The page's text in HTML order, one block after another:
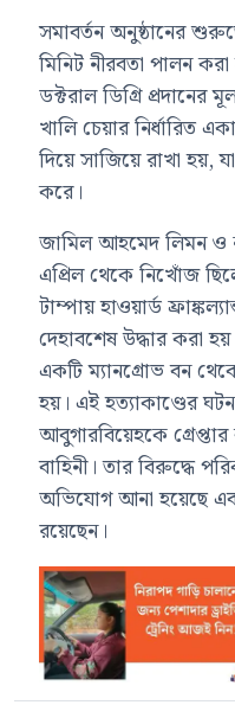
সমাবর্তন অনুষ্ঠানের
মিনিট নীরবতা পালন
ডক্টরাল ডিগ্রি প্রদানের
খালি চেয়ার নির্ধারিত
দিয়ে সাজিয়ে রাখা হয়,
করে।
জামিল আহমেদ লিমন ও
এপ্রিল থেকে নিখোঁজ
টাম্পায় হাওয়ার্ড
দেহাবশেষ উদ্ধার করা
একটি ম্যানগ্রোভ বন
হয়। এই হত্যাকাণ্ডের
আবুগারবিয়েহকে
বাহিনী। তার বিরুদ্ধে
অভিযোগ আনা হয়েছে
রয়েছেন।